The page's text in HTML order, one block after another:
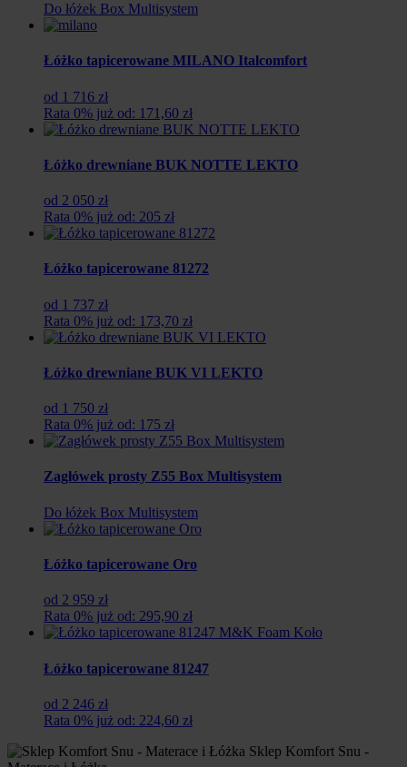
Do łóżek Box Multisystem
Łóżko tapicerowane MILANO Italcomfort
od 1 716 zł
Rata 0% już od: 171,60 zł
Łóżko drewniane BUK NOTTE LEKTO
od 2 050 zł
Rata 0% już od: 205 zł
Łóżko tapicerowane 81272
od 1 737 zł
Rata 0% już od: 173,70 zł
Łóżko drewniane BUK VI LEKTO
od 1 750 zł
Rata 0% już od: 175 zł
Zagłówek prosty Z55 Box Multisystem
Do łóżek Box Multisystem
Łóżko tapicerowane Oro
od 2 959 zł
Rata 0% już od: 295,90 zł
Łóżko tapicerowane 81247
od 2 246 zł
Rata 0% już od: 224,60 zł
Sklep Komfort Snu -